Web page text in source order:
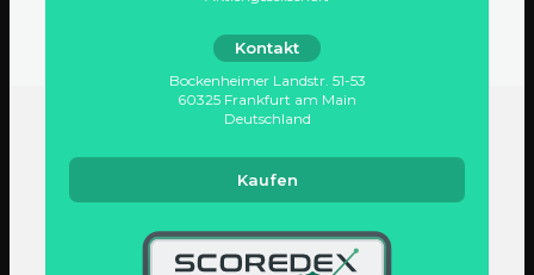
Kontakt
Bockenheimer Landstr. 51-53
60325 Frankfurt am Main
Deutschland
Kaufen